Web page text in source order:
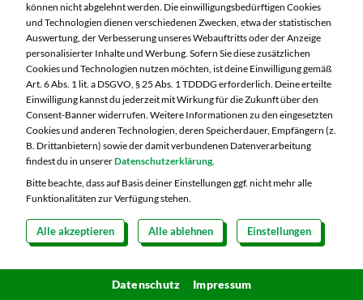
Das könnte Sie auch interessieren
können nicht abgelehnt werden. Die einwilligungsbedürftigen Cookies
und Technologien dienen verschiedenen Zwecken, etwa der statistischen
Auswertung, der Verbesserung unseres Webauftritts oder der Anzeige
personalisierter Inhalte und Werbung. Sofern Sie diese zusätzlichen
Cookies und Technologien nutzen möchten, ist deine Einwilligung gemäß
Art. 6 Abs. 1 lit. a DSGVO, § 25 Abs. 1 TDDDG erforderlich. Deine erteilte
Einwilligung kannst du jederzeit mit Wirkung für die Zukunft über den
Consent-Banner widerrufen. Weitere Informationen zu den eingesetzten
Cookies und anderen Technologien, deren Speicherdauer, Empfängern (z.
B. Drittanbietern) sowie der damit verbundenen Datenverarbeitung
findest du in unsererDatenschutzerklärung.
Bitte beachte, dass auf Basis deiner Einstellungen ggf. nicht mehr alle
Funktionalitäten zur Verfügung stehen.
Alle akzeptieren Alle ablehnen Einstellungen
Datenschutz Impressum